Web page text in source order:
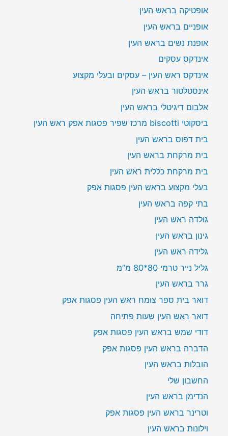
אופטיקה בראש העין
אופניים בראש העין
אופנת נשים בראש העין
אינדקס עסקים
אינדקס ראש העין – עסקים ובעלי מקצוע
אינסטלטור בראש העין
אלבום דיגיטלי בראש העין
ביסקוטי biscotti מרכז שפיר פסגות אפק ראש העין
בית דפוס בראש העין
בית מרקחת בראש העין
בית מרקחת כללית ראש העין
בעלי מקצוע בראש העין פסגות אפק
בתי קפה בראש העין
גולדה ראש העין
גינון בראש העין
גלידה ראש העין
גליל נייר טרמי 80*80 מ”מ
גרר בראש העין
דואר בית ספר צומח ראש העין פסגות אפק
דואר ראש העין שעות פתיחה
דודי שמש בראש העין פסגות אפק
הדברה בראש העין פסגות אפק
הובלות בראש העין
החשבון שלי
הנדימן בראש העין
וטרינר בראש העין פסגות אפק
וילונות בראש העין